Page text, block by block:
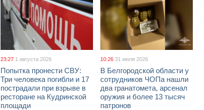
23:27 1 августа 2026
Попытка пронести СВУ:
Три человека погибли и 17
пострадали при взрыве в
ресторане на Кудринской
площади
10:26 31 июля 2026
В Белгородской области у
сотрудников ЧОПа нашли
два гранатомета, арсенал
оружия и более 13 тысяч
патронов